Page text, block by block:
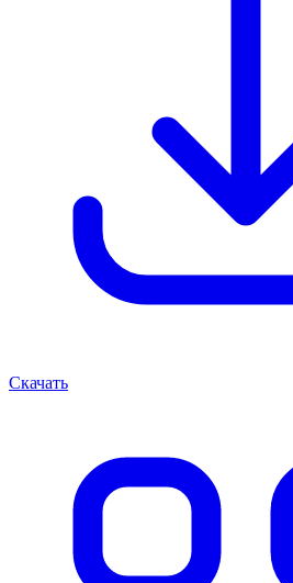
Скачать